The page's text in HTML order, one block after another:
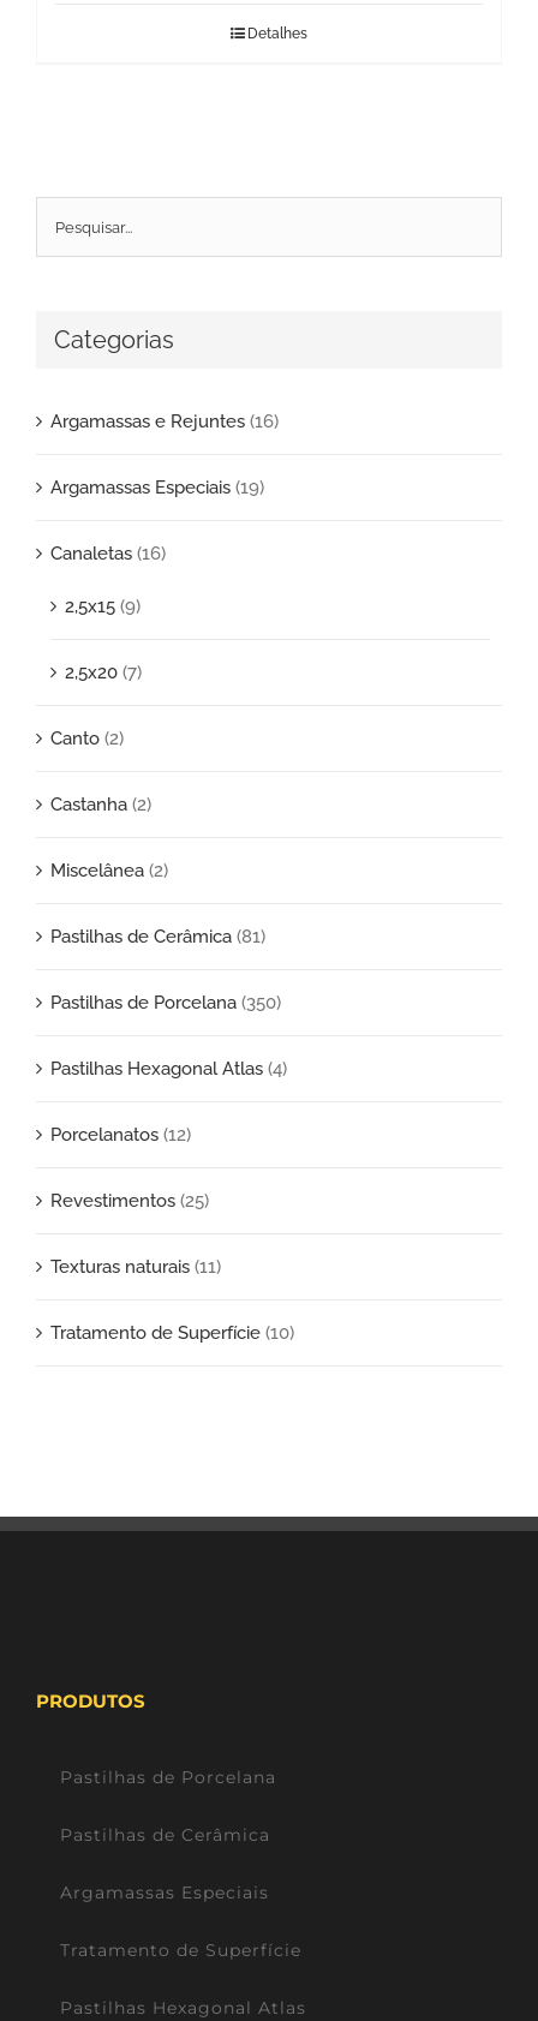
Detalhes
Categorias
Argamassas e Rejuntes (16)
Argamassas Especiais (19)
Canaletas (16)
2,5x15 (9)
2,5x20 (7)
Canto (2)
Castanha (2)
Miscelânea (2)
Pastilhas de Cerâmica (81)
Pastilhas de Porcelana (350)
Pastilhas Hexagonal Atlas (4)
Porcelanatos (12)
Revestimentos (25)
Texturas naturais (11)
Tratamento de Superfície (10)
PRODUTOS
Pastilhas de Porcelana
Pastilhas de Cerâmica
Argamassas Especiais
Tratamento de Superfície
Pastilhas Hexagonal Atlas